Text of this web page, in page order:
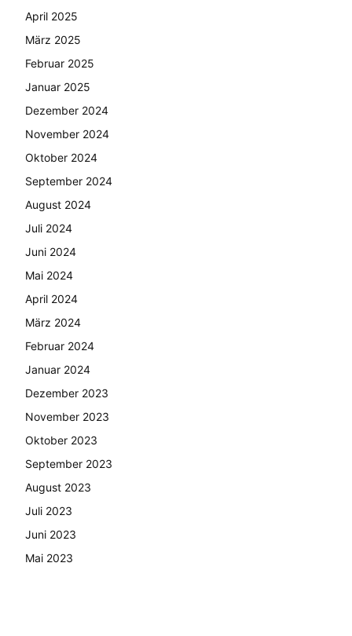
April 2025
März 2025
Februar 2025
Januar 2025
Dezember 2024
November 2024
Oktober 2024
September 2024
August 2024
Juli 2024
Juni 2024
Mai 2024
April 2024
März 2024
Februar 2024
Januar 2024
Dezember 2023
November 2023
Oktober 2023
September 2023
August 2023
Juli 2023
Juni 2023
Mai 2023